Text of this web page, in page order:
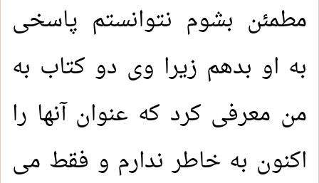
مطمئن بشوم نتوانستم پاسخی
به او بدهم زیرا وی دو کتاب به
من معرفی کرد که عنوان آنها را
اکنون به خاطر ندارم و فقط می